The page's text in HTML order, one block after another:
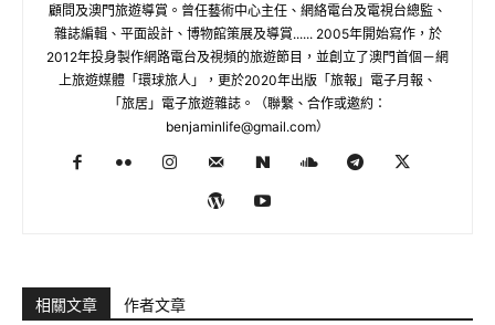
顧問及澳門旅遊導賞。曾任藝術中心主任、網絡電台及電視台總監、
雜誌編輯、平面設計、博物館策展及導賞...... 2005年開始寫作，於
2012年投身製作網路電台及視頻的旅遊節目，並創立了澳門首個－網
上旅遊媒體「環球旅人」，更於2020年出版「旅報」電子月報、
「旅居」電子旅遊雜誌。（聯繫、合作或邀約：
benjaminlife@gmail.com）
相關文章 作者文章